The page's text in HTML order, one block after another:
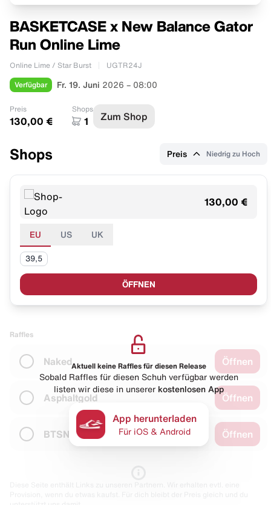
BASKETCASE x New Balance Gator
Run Online Lime
Online Lime / Star Burst UGTR24J
Verfügbar Fr. 19. Juni 2026 – 08:00
Preis
130,00 €
Shops
1 Zum Shop
Shops Preis Niedrig zu Hoch
130,00 €
EU US UK
39,5
ÖFFNEN
Raffles
Naked Öffnen
Asphaltgold Öffnen
BTSN Öffnen
Aktuell keine Raffles für diesen Release
Sobald Raffles für diesen Schuh verfügbar werden
listen wir diese in unserer kostenlosen App
App herunterladen
Für iOS & Android